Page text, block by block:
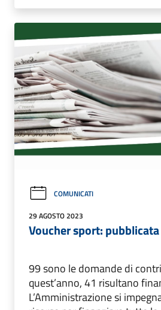
COMUNICATI
29 AGOSTO 2023
Voucher sport:
99 sono le domande di
quest’anno, 41 risultano
L’Amministrazione si